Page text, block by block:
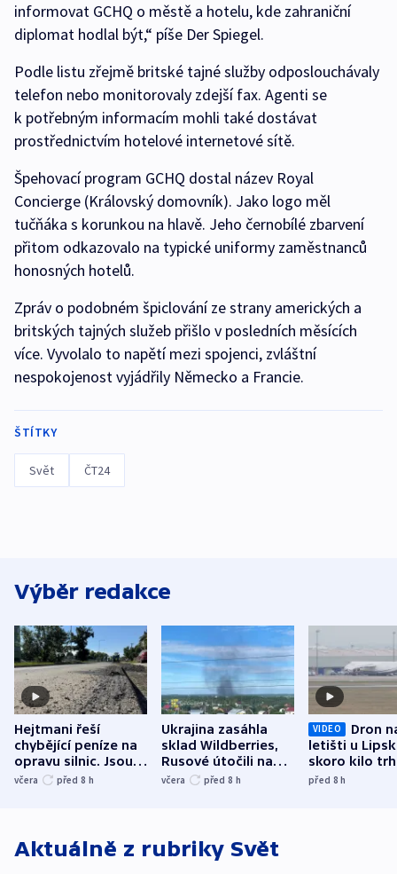
informovat GCHQ o městě a hotelu, kde zahraniční
diplomat hodlal být,“ píše Der Spiegel.
Podle listu zřejmě britské tajné služby odposlouchávaly
telefon nebo monitorovaly zdejší fax. Agenti se
k potřebným informacím mohli také dostávat
prostřednictvím hotelové internetové sítě.
Špehovací program GCHQ dostal název Royal
Concierge (Královský domovník). Jako logo měl
tučňáka s korunkou na hlavě. Jeho černobílé zbarvení
přitom odkazovalo na typické uniformy zaměstnanců
honosných hotelů.
Zpráv o podobném špiclování ze strany amerických a
britských tajných služeb přišlo v posledních měsících
více. Vyvolalo to napětí mezi spojenci, zvláštní
nespokojenost vyjádřily Německo a Francie.
ŠTÍTKY
Svět ČT24
Výběr redakce
Hejtmani řeší
chybějící peníze na
opravu silnic. Jsou
nenárokové, namítá
včera před 8 h
Ukrajina zasáhla
sklad Wildberries,
Rusové útočili na
trh, hasiče či
včera před 8 h
VIDEO
Dron
letišti u
skoro kilo
indicie
před 8h
Aktuálně z rubriky Svět